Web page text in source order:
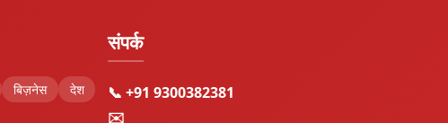
बिज़नेस
देश
संपर्क
📞 +91 9300382381
✉️